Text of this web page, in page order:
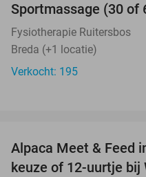
Sportmassage (30 of
Fysiotherapie Ruitersbos
Breda (+1 locatie)
Verkocht: 195
Alpaca Meet & Feed
keuze of 12-uurtje bij